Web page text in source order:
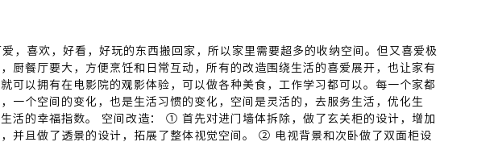
，喜欢，好看，好玩的东西搬回家，所以家里需要超多的收纳空间。但又喜爱极
厨餐厅要大，方便烹饪和日常互动，所有的改造围绕生活的喜爱展开，也让家有
可以拥有在电影院的观影体验，可以做各种美食，工作学习都可以。每一个家都
一个空间的变化，也是生活习惯的变化，空间是灵活的，去服务生活，优化生
活的幸福指数。 空间改造： ① 首先对进门墙体拆除，做了玄关柜的设计，增加
并且做了透景的设计，拓展了整体视觉空间。 ② 电视背景和次卧做了双面柜设